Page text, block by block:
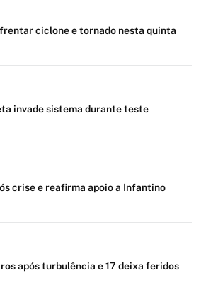
ciclone e tornado nesta quinta
invade sistema durante teste
crise e reafirma apoio a Infantino
após turbulência e 17 deixa feridos